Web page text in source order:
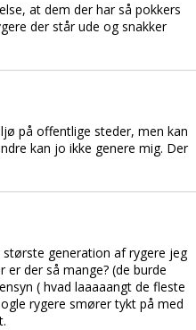
at dem der har så pokkers
der står ude og snakker
på offentlige steder, men kan
kan jo ikke genere mig. Der
generation af rygere jeg
der så mange? (de burde
( hvad laaaaangt de fleste
rygere smører tykt på med